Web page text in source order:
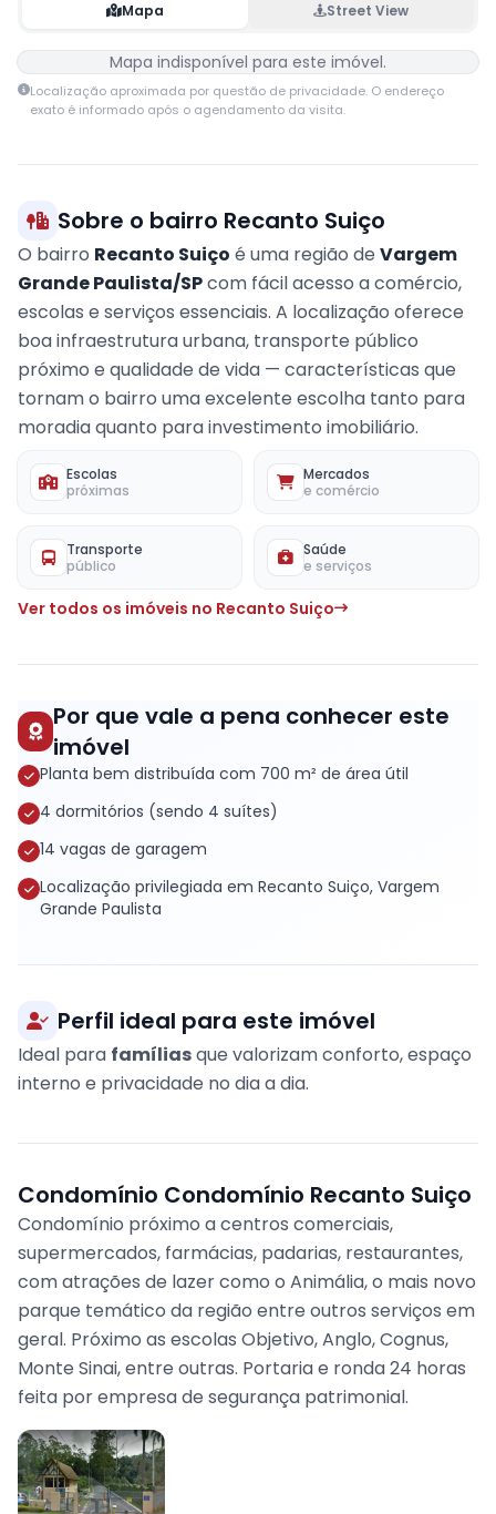
Mapa Street View
Mapa indisponível para este imóvel.
Localização aproximada por questão de privacidade. O endereço
exato é informado após o agendamento da visita.
Sobre o bairro Recanto Suiço
O bairro Recanto Suiço é uma região de Vargem
Grande Paulista/SPcom fácil acesso a comércio,
escolas e serviços essenciais. A localização oferece
boa infraestrutura urbana, transporte público
próximo e qualidade de vida — características que
tornam o bairro uma excelente escolha tanto para
moradia quanto para investimento imobiliário.
Escolas
próximas
Mercados
e comércio
Transporte
público
Saúde
e serviços
Ver todos os imóveis no Recanto Suiço
Por que vale a pena conhecer este
imóvel
Planta bem distribuída com 700 m² de área útil
4 dormitórios (sendo 4 suítes)
14 vagas de garagem
Localização privilegiada em Recanto Suiço, Vargem
Grande Paulista
Perfil ideal para este imóvel
Ideal para famíliasque valorizam conforto, espaço
interno e privacidade no dia a dia.
Condomínio Condomínio Recanto Suiço
Condomínio próximo a centros comerciais,
supermercados, farmácias, padarias, restaurantes,
com atrações de lazer como o Animália, o mais novo
parque temático da região entre outros serviços em
geral. Próximo as escolas Objetivo, Anglo, Cognus,
Monte Sinai, entre outras. Portaria e ronda 24 horas
feita por empresa de segurança patrimonial.